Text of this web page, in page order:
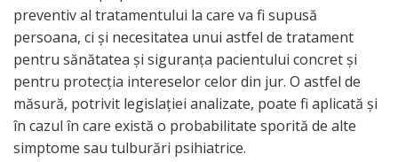
preventiv al tratamentului la care va fi supusă
persoana, ci şi necesitatea unui astfel de tratament
pentru sănătatea şi siguranţa pacientului concret şi
pentru protecţia intereselor celor din jur. O astfel de
măsură, potrivit legislaţiei analizate, poate fi aplicată şi
în cazul în care există o probabilitate sporită de alte
simptome sau tulburări psihiatrice.